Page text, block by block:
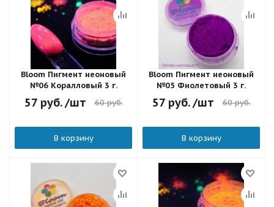
Bloom Пигмент неоновый
№06 Коралловый 3 г.
57руб. /шт 60руб.
В корзину
Bloom Пигмент неоновый
№05 Фиолетовый 3 г.
57руб. /шт 60руб.
В корзину